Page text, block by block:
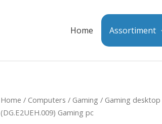
Home Assortiment
Home / Computers / Gaming / Gaming desktop
(DG.E2UEH.009) Gaming pc